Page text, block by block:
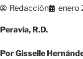
Redacción enero
Peravia, R.D.
Por Gisselle